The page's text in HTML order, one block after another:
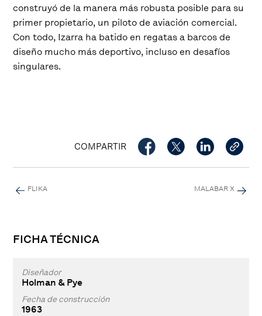
construyó de la manera más robusta posible para su
primer propietario, un piloto de aviación comercial.
Con todo, Izarra ha batido en regatas a barcos de
diseño mucho más deportivo, incluso en desafíos
singulares.
COMPARTIR
FLIKA MALABAR X
FICHA TÉCNICA
Diseñador
Holman & Pye
Fecha de construcción
1963